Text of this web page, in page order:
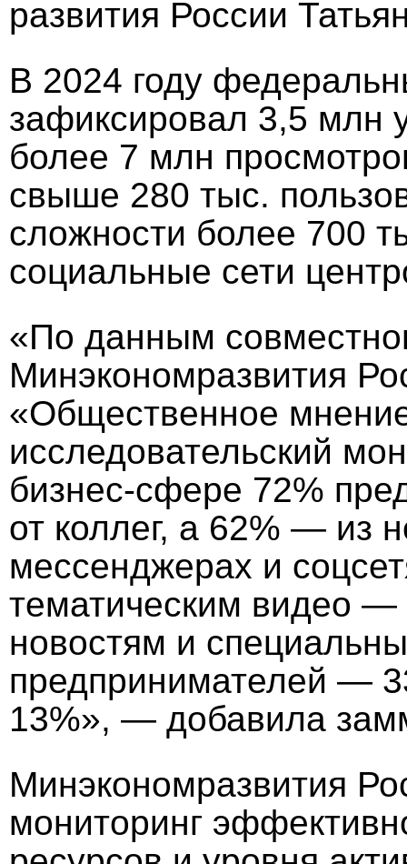
развития России
В 2024 году
зафиксировал 3,5 млн
более 7 млн
свыше 280 тыс.
сложности более 700
социальные сети
«По данным
Минэкономразвития
«Общественное
исследовательский
бизнес-сфере 72%
от коллег, а 62% — из
мессенджерах и
тематическим видео
новостям и
предпринимателей —
13%», — добавила
Минэкономразвития
мониторинг